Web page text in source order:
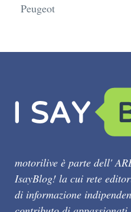
Peugeot
motorilive è parte dell'
IsayBlog! la cui rete
di informazione